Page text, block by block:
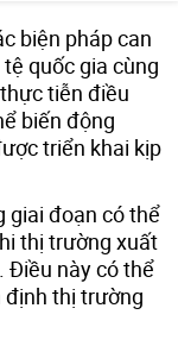
biện pháp can
quốc gia cùng
tiễn điều
biến động
triển khai kịp
giai đoạn có thể
thị trường xuất
Điều này có thể
định thị trường